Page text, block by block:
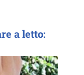
a letto: